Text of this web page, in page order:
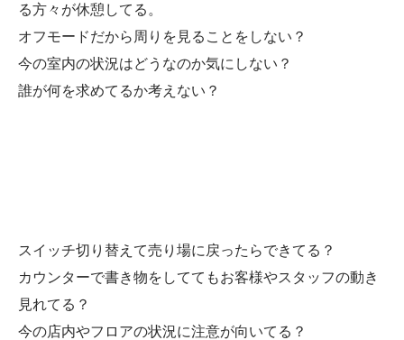
る方々が休憩してる。
オフモードだから周りを見ることをしない？
今の室内の状況はどうなのか気にしない？
誰が何を求めてるか考えない？
スイッチ切り替えて売り場に戻ったらできてる？
カウンターで書き物をしててもお客様やスタッフの動き
見れてる？
今の店内やフロアの状況に注意が向いてる？